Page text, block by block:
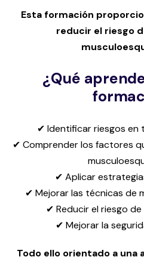
Esta formación
reducir el riesgo
¿Qué
✔ Identificar riesgos en
✔ Comprender los factores
✔ Aplicar
✔ Mejorar las técnicas de
✔ Reducir el riesgo
✔ Mejorar la
Todo ello orientado a una